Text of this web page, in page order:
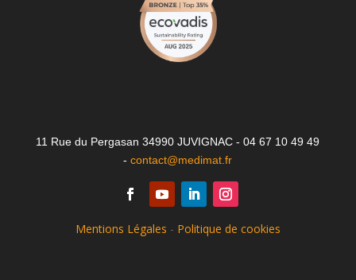
11 Rue du Pergasan 34990 JUVIGNAC - 04 67 10 49 49
-contact@medimat.fr
Mentions Légales - Politique de cookies